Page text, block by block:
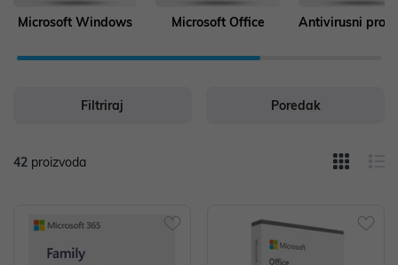
Microsoft Windows Microsoft Office Antivirusni
Filtriraj Poredak
42 proizvoda